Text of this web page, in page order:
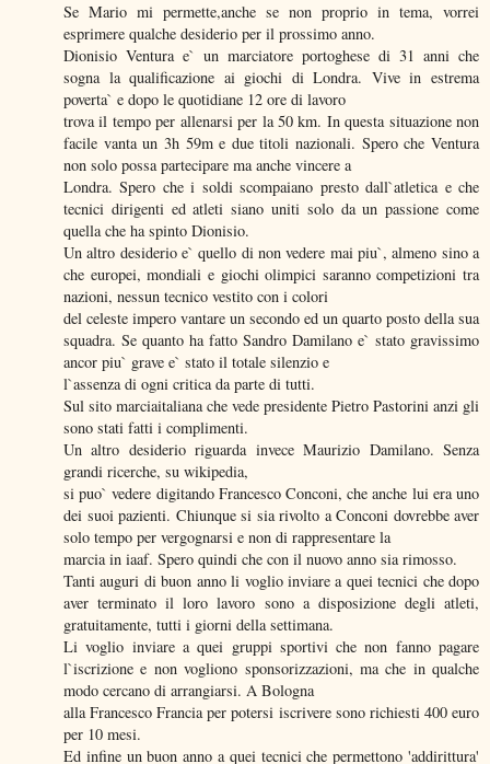
Se Mario mi permette,anche se non proprio in tema, vorrei
esprimere qualche desiderio per il prossimo anno.
Dionisio Ventura e` un marciatore portoghese di 31 anni che
sogna la qualificazione ai giochi di Londra. Vive in estrema
poverta` e dopo le quotidiane 12 ore di lavoro
trova il tempo per allenarsi per la 50 km. In questa situazione non
facile vanta un 3h 59m e due titoli nazionali. Spero che Ventura
non solo possa partecipare ma anche vincere a
Londra. Spero che i soldi scompaiano presto dall`atletica e che
tecnici dirigenti ed atleti siano uniti solo da un passione come
quella che ha spinto Dionisio.
Un altro desiderio e` quello di non vedere mai piu`, almeno sino a
che europei, mondiali e giochi olimpici saranno competizioni tra
nazioni, nessun tecnico vestito con i colori
del celeste impero vantare un secondo ed un quarto posto della sua
squadra. Se quanto ha fatto Sandro Damilano e` stato gravissimo
ancor piu` grave e` stato il totale silenzio e
l`assenza di ogni critica da parte di tutti.
Sul sito marciaitaliana che vede presidente Pietro Pastorini anzi gli
sono stati fatti i complimenti.
Un altro desiderio riguarda invece Maurizio Damilano. Senza
grandi ricerche, su wikipedia,
si puo` vedere digitando Francesco Conconi, che anche lui era uno
dei suoi pazienti. Chiunque si sia rivolto a Conconi dovrebbe aver
solo tempo per vergognarsi e non di rappresentare la
marcia in iaaf. Spero quindi che con il nuovo anno sia rimosso.
Tanti auguri di buon anno li voglio inviare a quei tecnici che dopo
aver terminato il loro lavoro sono a disposizione degli atleti,
gratuitamente, tutti i giorni della settimana.
Li voglio inviare a quei gruppi sportivi che non fanno pagare
l`iscrizione e non vogliono sponsorizzazioni, ma che in qualche
modo cercano di arrangiarsi. A Bologna
alla Francesco Francia per potersi iscrivere sono richiesti 400 euro
per 10 mesi.
Ed infine un buon anno a quei tecnici che permettono 'addirittura'